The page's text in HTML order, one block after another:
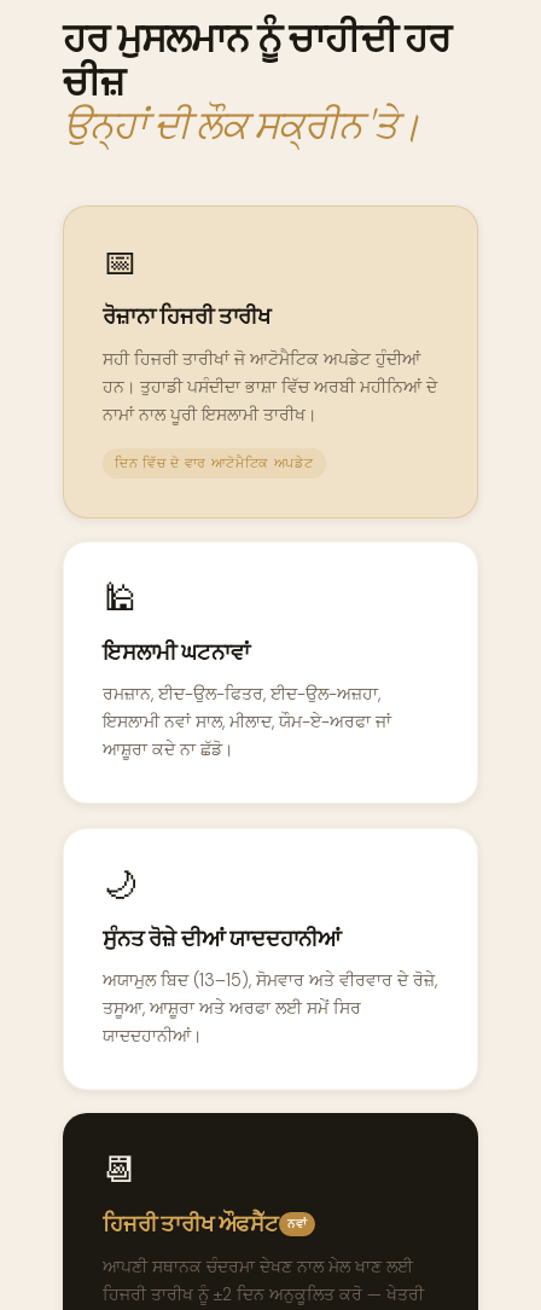
ਹਰ ਮੁਸਲਮਾਨ ਨੂੰ ਚਾਹੀਦੀ ਹਰ
ਚੀਜ਼
ਉਨ੍ਹਾਂ ਦੀ ਲੌਕ ਸਕ੍ਰੀਨ 'ਤੇ।
📅
ਰੋਜ਼ਾਨਾ ਹਿਜਰੀ ਤਾਰੀਖ
ਸਹੀ ਹਿਜਰੀ ਤਾਰੀਖਾਂ ਜੋ ਆਟੋਮੈਟਿਕ ਅਪਡੇਟ ਹੁੰਦੀਆਂ
ਹਨ। ਤੁਹਾਡੀ ਪਸੰਦੀਦਾ ਭਾਸ਼ਾ ਵਿੱਚ ਅਰਬੀ ਮਹੀਨਿਆਂ ਦੇ
ਨਾਮਾਂ ਨਾਲ ਪੂਰੀ ਇਸਲਾਮੀ ਤਾਰੀਖ।
ਦਿਨ ਵਿੱਚ ਦੋ ਵਾਰ ਆਟੋਮੈਟਿਕ ਅਪਡੇਟ
🕌
ਇਸਲਾਮੀ ਘਟਨਾਵਾਂ
ਰਮਜ਼ਾਨ, ਈਦ-ਉਲ-ਫਿਤਰ, ਈਦ-ਉਲ-ਅਜ਼ਹਾ,
ਇਸਲਾਮੀ ਨਵਾਂ ਸਾਲ, ਮੀਲਾਦ, ਯੌਮ-ਏ-ਅਰਫਾ ਜਾਂ
ਆਸ਼ੂਰਾ ਕਦੇ ਨਾ ਛੱਡੋ।
🌙
ਸੁੰਨਤ ਰੋਜ਼ੇ ਦੀਆਂ ਯਾਦਦਹਾਨੀਆਂ
ਅਯਾਮੁਲ ਬਿਦ (13–15), ਸੋਮਵਾਰ ਅਤੇ ਵੀਰਵਾਰ ਦੇ ਰੋਜ਼ੇ,
ਤਸੂਆ, ਆਸ਼ੂਰਾ ਅਤੇ ਅਰਫਾ ਲਈ ਸਮੇਂ ਸਿਰ
ਯਾਦਦਹਾਨੀਆਂ।
📆
ਹਿਜਰੀ ਤਾਰੀਖ ਔਫਸੈੱਟ ਨਵਾਂ
ਆਪਣੀ ਸਥਾਨਕ ਚੰਦਰਮਾ ਦੇਖਣ ਨਾਲ ਮੇਲ ਖਾਣ ਲਈ
ਹਿਜਰੀ ਤਾਰੀਖ ਨੂੰ ±2 ਦਿਨ ਅਨੁਕੂਲਿਤ ਕਰੋ — ਖੇਤਰੀ